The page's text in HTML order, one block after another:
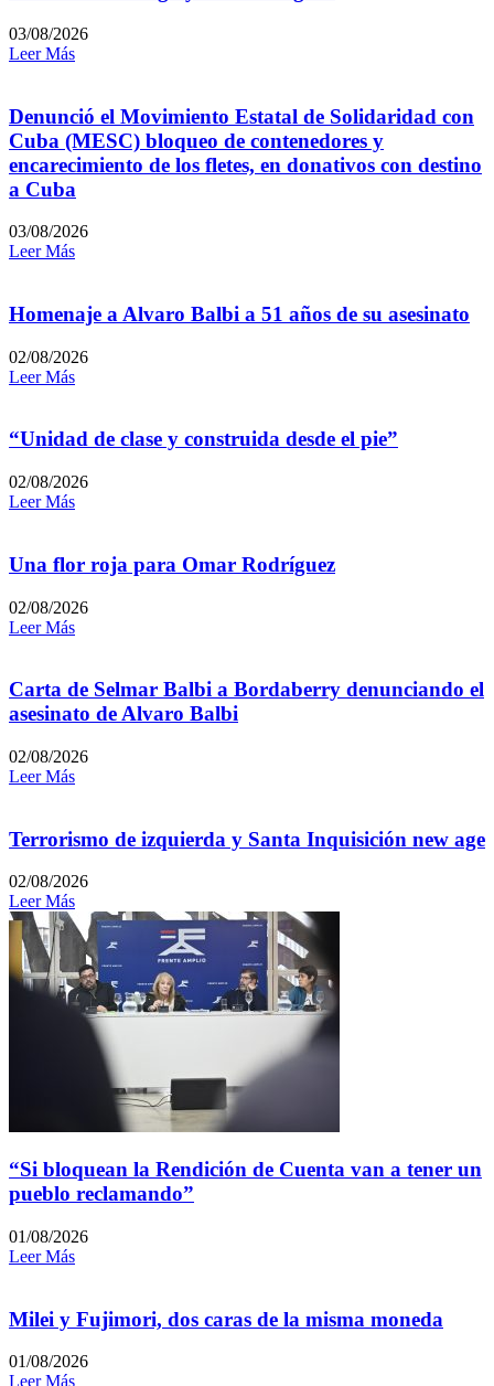
03/08/2026
Leer Más
Denunció el Movimiento Estatal de Solidaridad con
Cuba (MESC) bloqueo de contenedores y
encarecimiento de los fletes, en donativos con destino
a Cuba
03/08/2026
Leer Más
Homenaje a Alvaro Balbi a 51 años de su asesinato
02/08/2026
Leer Más
“Unidad de clase y construida desde el pie”
02/08/2026
Leer Más
Una flor roja para Omar Rodríguez
02/08/2026
Leer Más
Carta de Selmar Balbi a Bordaberry denunciando el
asesinato de Alvaro Balbi
02/08/2026
Leer Más
Terrorismo de izquierda y Santa Inquisición new age
02/08/2026
Leer Más
“Si bloquean la Rendición de Cuenta van a tener un
pueblo reclamando”
01/08/2026
Leer Más
Milei y Fujimori, dos caras de la misma moneda
01/08/2026
Leer Más